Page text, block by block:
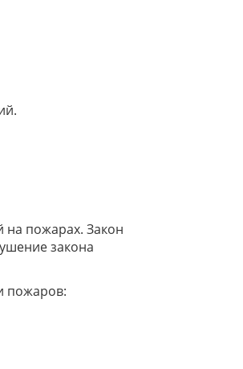
на пожарах. Закон
закона
пожаров: